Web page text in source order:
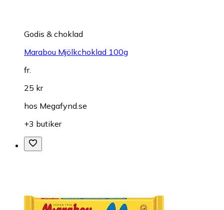
Godis & choklad
Marabou Mjölkchoklad 100g
fr.
25 kr
hos Megafynd.se
+3 butiker